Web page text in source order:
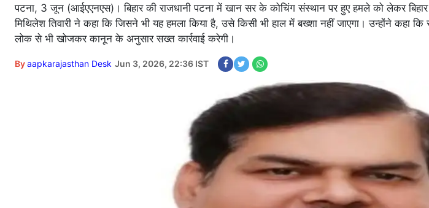
पटना, 3 जून (आईएएनएस)। बिहार की राजधानी पटना में खान सर के कोचिंग संस्थान पर हुए हमले को लेकर
मिथिलेश तिवारी ने कहा कि जिसने भी यह हमला किया है, उसे किसी भी हाल में बख्शा नहीं जाएगा। उन्होंने कहा कि
लोक से भी खोजकर कानून के अनुसार सख्त कार्रवाई करेगी।
Byaapkarajasthan Desk Jun 3, 2026, 22:36 IST